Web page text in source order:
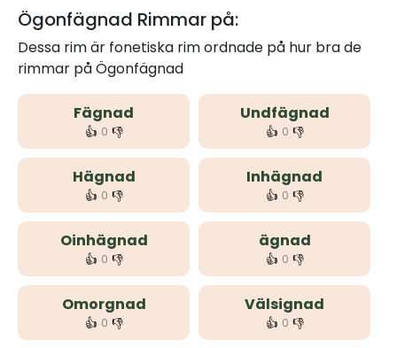
Ögonfägnad Rimmar på:
Dessa rim är fonetiska rim ordnade på hur bra de
rimmar på Ögonfägnad
Fägnad
👍 0 👎
Undfägnad
👍 0 👎
Hägnad
👍 0 👎
Inhägnad
👍 0 👎
Oinhägnad
👍 0 👎
ägnad
👍 0 👎
Omorgnad
👍 0 👎
Välsignad
👍 0 👎